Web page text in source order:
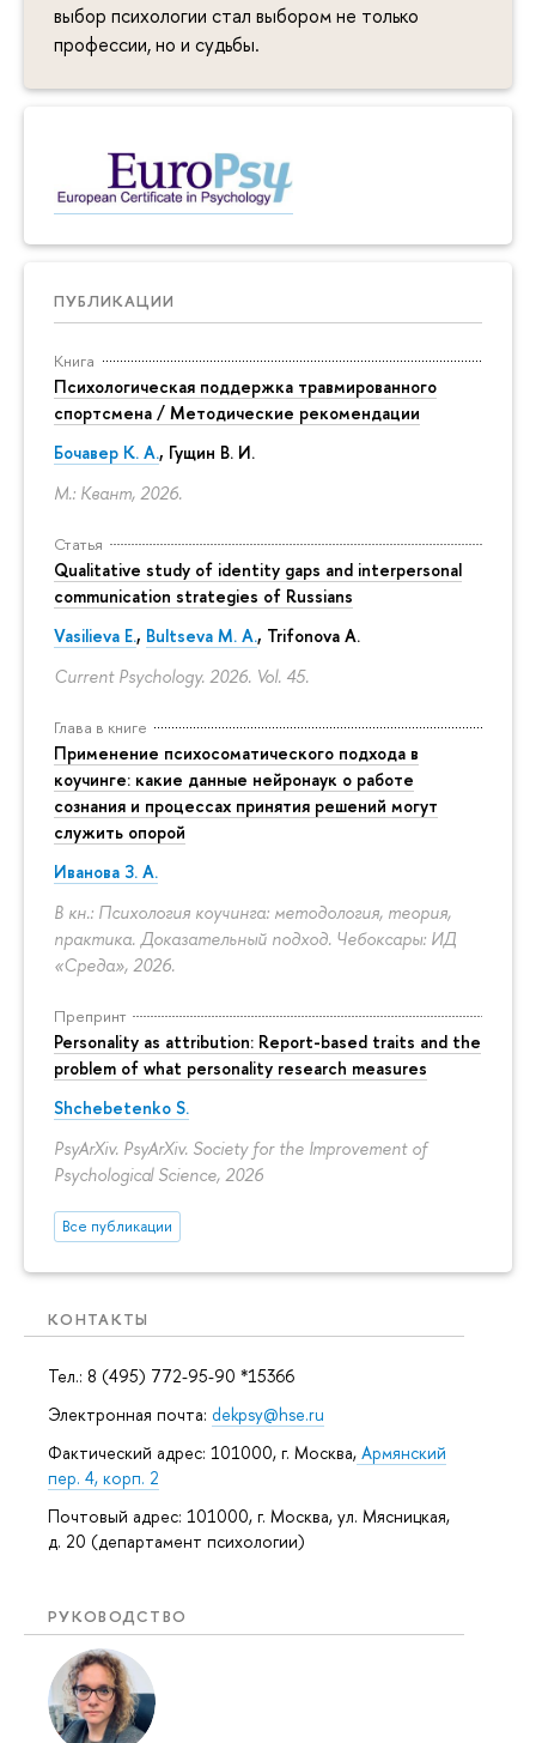
выбор психологии стал выбором не только
профессии, но и судьбы.
ПУБЛИКАЦИИ
Книга
Психологическая поддержка травмированного
спортсмена / Методические рекомендации
Бочавер К. А., Гущин В. И.
М.: Квант, 2026.
Статья
Qualitative study of identity gaps and interpersonal
communication strategies of Russians
Vasilieva E., Bultseva M. A., Trifonova A.
Current Psychology. 2026. Vol. 45.
Глава в книге
Применение психосоматического подхода в
коучинге: какие данные нейронаук о работе
сознания и процессах принятия решений могут
служить опорой
Иванова З. А.
В кн.: Психология коучинга: методология, теория,
практика. Доказательный подход. Чебоксары: ИД
«Среда», 2026.
Препринт
Personality as attribution: Report-based traits and the
problem of what personality research measures
Shchebetenko S.
PsyArXiv. PsyArXiv. Society for the Improvement of
Psychological Science, 2026
Все публикации
КОНТАКТЫ
Тел.: 8 (495) 772-95-90 *15366
Электронная почта: dekpsy@hse.ru
Фактический адрес: 101000, г. Москва, Армянский
пер. 4, корп. 2
Почтовый адрес: 101000, г. Москва, ул. Мясницкая,
д. 20 (департамент психологии)
РУКОВОДСТВО